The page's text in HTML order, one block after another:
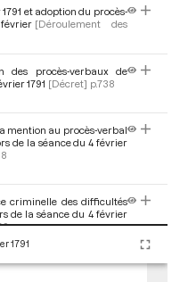
et adoption du procès-
[Déroulement des
des procès-verbaux de
1791 [Décret] p.738
mention au procès-verbal
de la séance du 4 février
criminelle des difficultés
de la séance du 4 février
1791